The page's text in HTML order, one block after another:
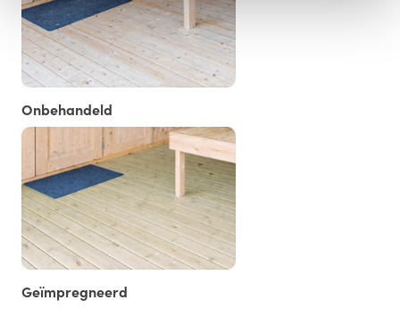
Onbehandeld
Geïmpregneerd